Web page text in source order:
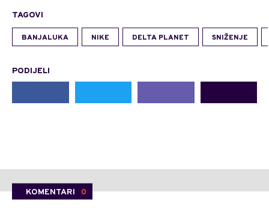
TAGOVI
BANJALUKA NIKE DELTA PLANET SNIŽENJE
PODIJELI
KOMENTARI 0